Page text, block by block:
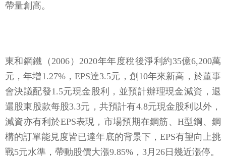
帶量創高。
東和鋼鐵（2006）2020年年度稅後淨利約35億6,200萬
元，年增1.27%，EPS達3.5元，創10年來新高，於董事
會決議配發1.5元現金股利，並預計辦理現金減資，退
還股東股款每股3.3元，共預計有4.8元現金股利以外，
減資亦有利於EPS表現，市場預期在鋼筋、H型鋼、鋼
構的訂單能見度皆已達年底的背景下，EPS有望向上挑
戰5元水準，帶動股價大漲9.85%，3月26日幾近漲停。